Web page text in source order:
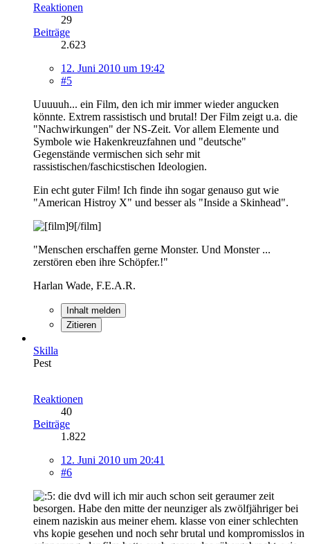
Reaktionen
29
Beiträge
2.623
12. Juni 2010 um 19:42
#5
Uuuuuh... ein Film, den ich mir immer wieder angucken
könnte. Extrem rassistisch und brutal! Der Film zeigt u.a. die
"Nachwirkungen" der NS-Zeit. Vor allem Elemente und
Symbole wie Hakenkreuzfahnen und "deutsche"
Gegenstände vermischen sich sehr mit
rassistischen/faschicstischen Ideologien.
Ein echt guter Film! Ich finde ihn sogar genauso gut wie
"American Histroy X" und besser als "Inside a Skinhead".
"Menschen erschaffen gerne Monster. Und Monster ...
zerstören eben ihre Schöpfer.!"
Harlan Wade, F.E.A.R.
Inhalt melden
Zitieren
Skilla
Pest
Reaktionen
40
Beiträge
1.822
12. Juni 2010 um 20:41
#6
die dvd will ich mir auch schon seit geraumer zeit
besorgen. Habe den mitte der neunziger als zwölfjähriger bei
einem naziskin aus meiner ehem. klasse von einer schlechten
vhs kopie gesehen und noch sehr brutal und kompromisslos in